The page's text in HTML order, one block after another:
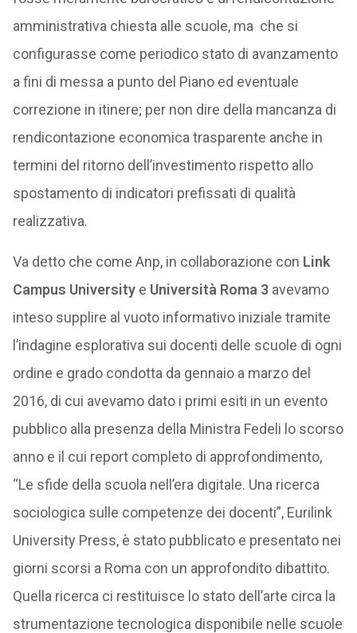
amministrativa chiesta alle scuole, ma che si
configurasse come periodico stato di avanzamento
a fini di messa a punto del Piano ed eventuale
correzione in itinere; per non dire della mancanza di
rendicontazione economica trasparente anche in
termini del ritorno dell’investimento rispetto allo
spostamento di indicatori prefissati di qualità
realizzativa.
Va detto che come Anp, in collaborazione con Link
Campus Universitye Università Roma 3avevamo
inteso supplire al vuoto informativo iniziale tramite
l’indagine esplorativa sui docenti delle scuole di ogni
ordine e grado condotta da gennaio a marzo del
2016, di cui avevamo dato i primi esiti in un evento
pubblico alla presenza della Ministra Fedeli lo scorso
anno e il cui report completo di approfondimento,
“Le sfide della scuola nell’era digitale. Una ricerca
sociologica sulle competenze dei docenti”, Eurilink
University Press, è stato pubblicato e presentato nei
giorni scorsi a Roma con un approfondito dibattito.
Quella ricerca ci restituisce lo stato dell’arte circa la
strumentazione tecnologica disponibile nelle scuole